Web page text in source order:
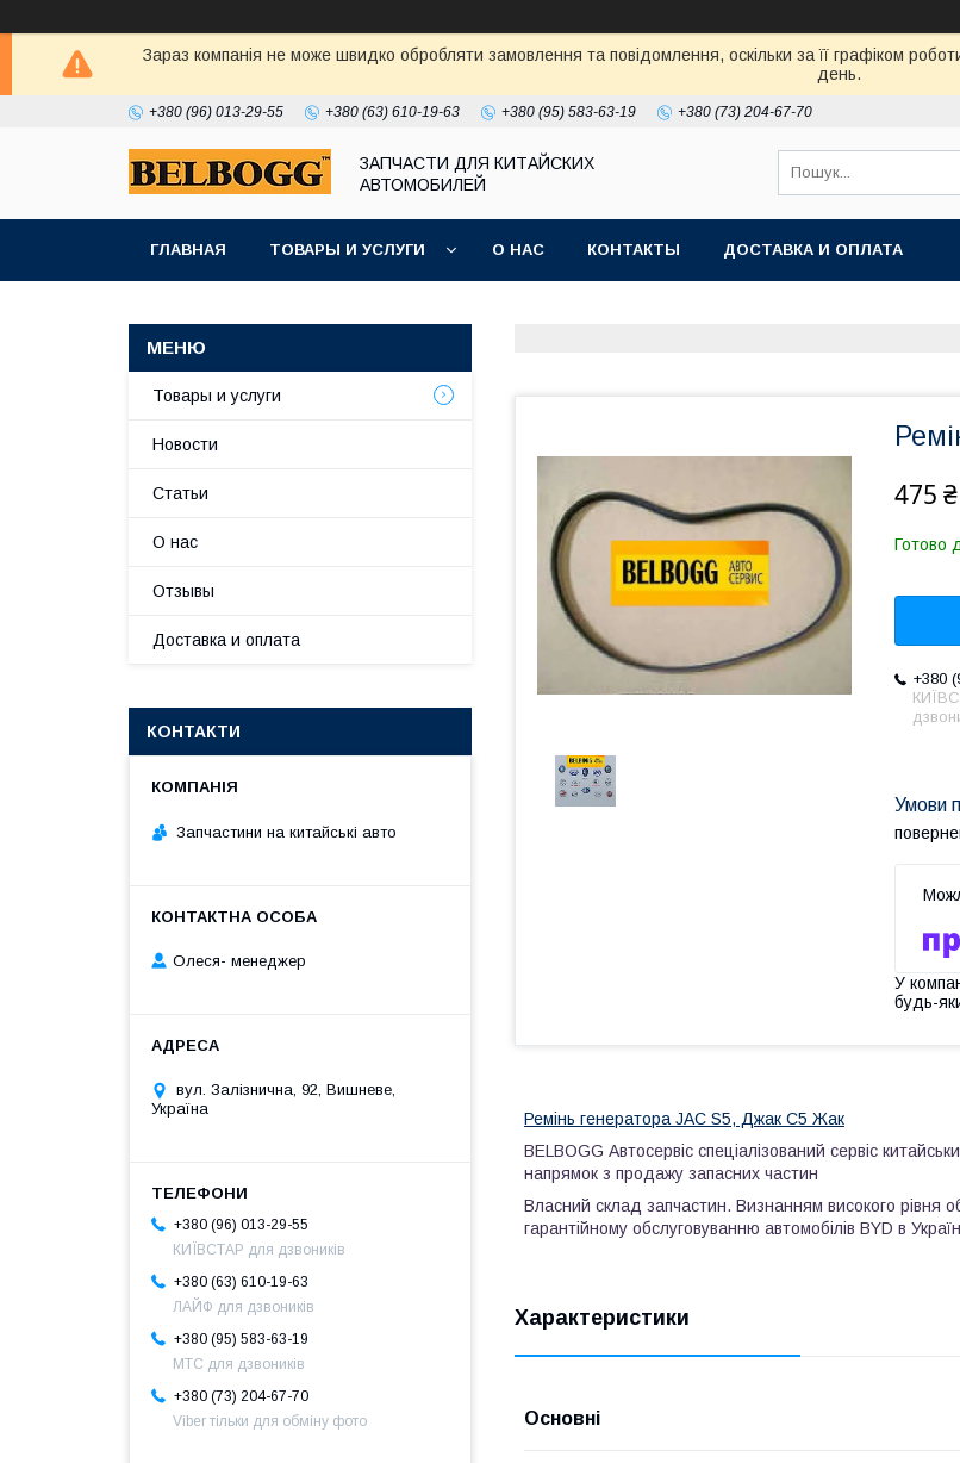
Зараз компанія не може швидко обробляти замовлення та повідомлення, оскільки за її графіком
день.
+380 (96) 013-29-55 +380 (63) 610-19-63 +380 (95) 583-63-19 +380 (73) 204-67-70
ЗАПЧАСТИ ДЛЯ КИТАЙСКИХ
АВТОМОБИЛЕЙ
ГЛАВНАЯ ТОВАРЫ И УСЛУГИ О НАС КОНТАКТЫ ДОСТАВКА И ОПЛАТА
475 ₴
Готово
+380
У
будь-
Ремінь генератора JAC S5, Джак С5 Жак
BELBOGG Автосервіс спеціалізований сервіс
напрямок з продажу запасних частин
Власний склад запчастин. Визнанням високого рівня
гарантійному обслуговуванню автомобілів BYD в
Характеристики
Основні
Товары и услуги
Новости
Статьи
О нас
Отзывы
Доставка и оплата
КОНТАКТИ
Запчастини на китайські авто
Олеся- менеджер
вул. Залізнична, 92, Вишневе,
Україна
+380 (96) 013-29-55
КИЇВСТАР для дзвоників
+380 (63) 610-19-63
ЛАЙФ для дзвоників
+380 (95) 583-63-19
МТС для дзвоників
+380 (73) 204-67-70
Viber тільки для обміну фото